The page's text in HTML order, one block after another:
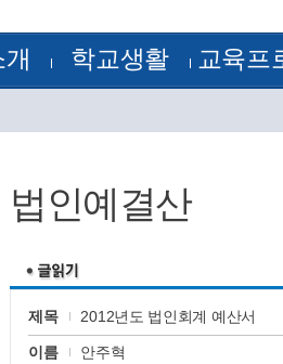
학교생활
정기시험모범답안
급식일정
각종서류양식
운동부
제이노스(J-Nos)
윈드 오케스트라
글마루
교육프
학습자료실
법인예결산
제목 2012년도 법인회계 예산서
이름 안주혁